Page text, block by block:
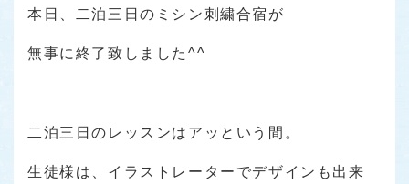
本日、二泊三日のミシン刺繍合宿が
無事に終了致しました^^
二泊三日のレッスンはアッという間。
生徒様は、イラストレーターでデザインも出来